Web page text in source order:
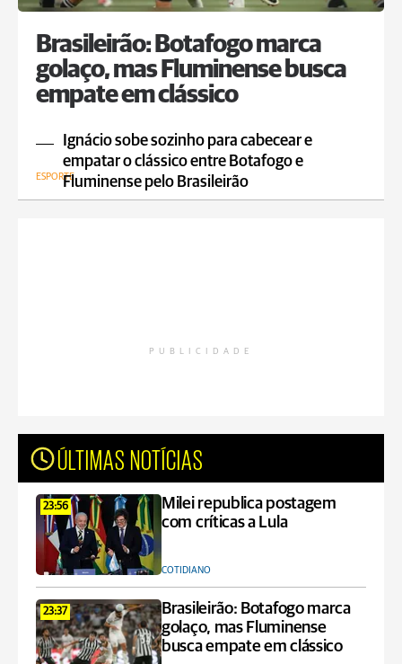
Brasileirão: Botafogo marca
golaço, mas Fluminense busca
empate em clássico
Ignácio sobe sozinho para cabecear e
empatar o clássico entre Botafogo e
Fluminense pelo Brasileirão
ESPORTE
PUBLICIDADE
ÚLTIMAS NOTÍCIAS
23:56
Milei republica postagem
com críticas a Lula
COTIDIANO
23:37
Brasileirão: Botafogo marca
golaço, mas Fluminense
busca empate em clássico